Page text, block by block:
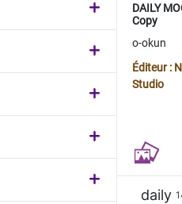
DAILY
Copy
o-okun
Éditeur :
Studio
daily